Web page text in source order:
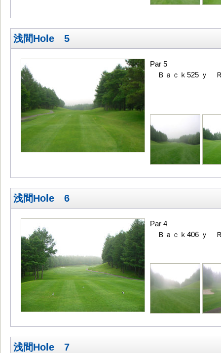
浅間Hole 5
Par 5
Ｂａｃｋ525 ｙ
浅間Hole 6
Par 4
Ｂａｃｋ406 ｙ
浅間Hole 7